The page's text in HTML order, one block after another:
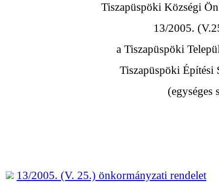
Tiszapüspöki Községi
13/2005.
a Tiszapüspöki
Tiszapüspöki Építési
(egységes
13/2005. (V. 25.) önkormányzati rendelet